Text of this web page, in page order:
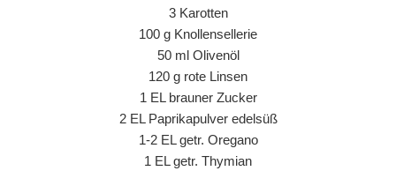
3 Karotten
100 g Knollensellerie
50 ml Olivenöl
120 g rote Linsen
1 EL brauner Zucker
2 EL Paprikapulver edelsüß
1-2 EL getr. Oregano
1 EL getr. Thymian